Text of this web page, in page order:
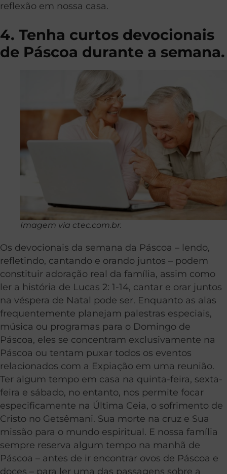
reflexão em nossa casa.
4. Tenha curtos devocionais
de Páscoa durante a semana.
Imagem via ctec.com.br.
Os devocionais da semana da Páscoa – lendo,
refletindo, cantando e orando juntos – podem
constituir adoração real da família, assim como
ler a história de Lucas 2: 1-14, cantar e orar juntos
na véspera de Natal pode ser. Enquanto as alas
frequentemente planejam palestras especiais,
música ou programas para o Domingo de
Páscoa, eles se concentram exclusivamente na
Páscoa ou tentam puxar todos os eventos
relacionados com a Expiação em uma reunião.
Ter algum tempo em casa na quinta-feira, sexta-
feira e sábado, no entanto, nos permite focar
especificamente na Última Ceia, o sofrimento de
Cristo no Getsêmani. Sua morte na cruz e Sua
missão para o mundo espiritual. E nossa família
sempre reserva algum tempo na manhã de
Páscoa – antes de ir encontrar ovos de Páscoa e
doces – para ler uma das passagens sobre a